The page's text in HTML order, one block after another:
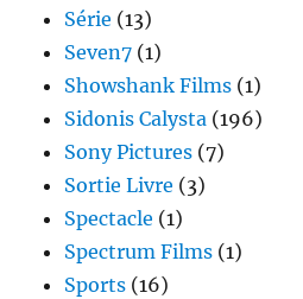
Série (13)
Seven7 (1)
Showshank Films (1)
Sidonis Calysta (196)
Sony Pictures (7)
Sortie Livre (3)
Spectacle (1)
Spectrum Films (1)
Sports (16)